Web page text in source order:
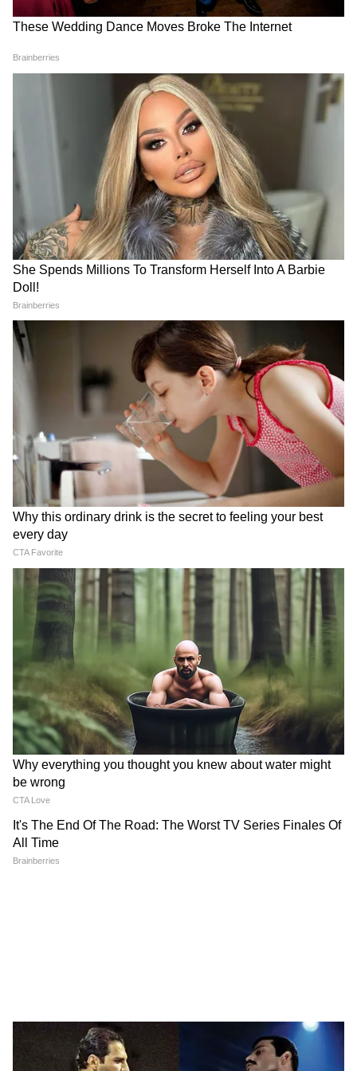
5
Getty
৬ জুলাই থেকে ১৯ জুলাই পর্যন্ত টানা ১৪ দিন বন্ধ
থাকবে সমস্ত শিক্ষা প্রতিষ্ঠান। এই ছুটি ঘোষণা
হয়েছে জম্মু ও কাশ্মীরে। সেখামে গরমের ছুটি
ঘোষণা করেছে সরকার।
4
5
Image Credit :Getty
গত কয়েকদিন ধরে কাশ্মীরের শ্রীনগর-সহ বিভিন্ন
এলাকায় তাপমাত্রা স্বাভাবিকের চেয়ে অনেকটাই
ওপরে রয়েছে। তীব্র রোদ এবং বাতাসে আর্দ্রতা
বেশি থাকায় প্রচণ্ড ভ্যাপসা গরমে হাঁসফাঁস করছিল
খুদে পড়ুয়ারা। শিক্ষার্থীদের এই চরম দুর্ভোগের কথা
মাথায় রেখে ছুটি ঘোষণা করল শিক্ষা দফতর।
5
Image Credit :Getty
এদিকে দিল্লি, উত্তর প্রদেশ, মধ্য প্রদেশ, রাজস্থান,
বিহার, মহারাষ্ট্র, হরিয়ানা ও পাঞ্জাবের মতো
রাজ্যগুলোতে বর্ষার তীব্রতা বেড়েই যাচ্ছে। বর্ষার
দাপটে পুনের একাধিক রাজ্যে বর্ষার ছুটি ঘোষণা